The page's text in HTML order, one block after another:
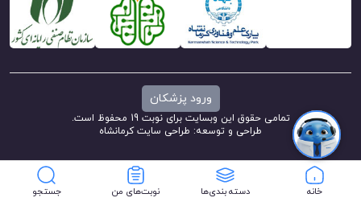
خانه دسته بندی‌ها نوبت‌های من جستجو
ورود پزشکان
تمامی حقوق این وبسایت برای نوبت 19 محفوظ است.
طراحی و توسعه: طراحی سایت کرمانشاه